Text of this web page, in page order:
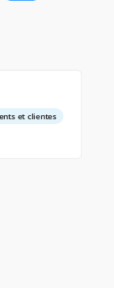
et clientes